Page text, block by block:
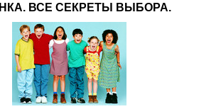
ВСЕ СЕКРЕТЫ ВЫБОРА.